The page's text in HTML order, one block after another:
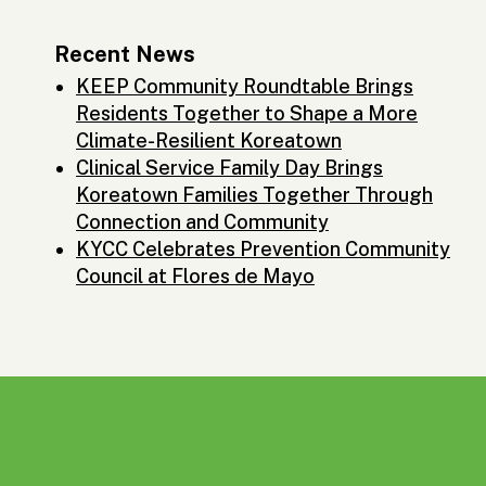
Recent News
KEEP Community Roundtable Brings
Residents Together to Shape a More
Climate-Resilient Koreatown
Clinical Service Family Day Brings
Koreatown Families Together Through
Connection and Community
KYCC Celebrates Prevention Community
Council at Flores de Mayo